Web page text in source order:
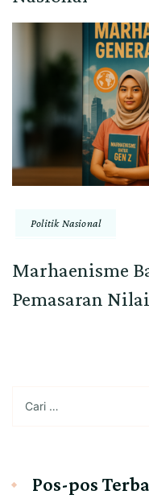
Politik Nasional
Marhaenisme
Pemasaran Nilai
untuk:
Pos-pos